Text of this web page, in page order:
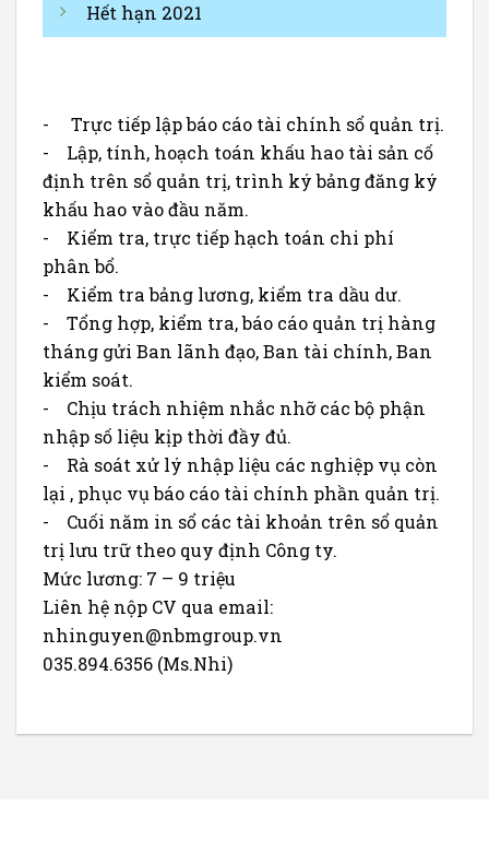
Hết hạn 2021
- Trực tiếp lập báo cáo tài chính sổ quản trị.
- Lập, tính, hoạch toán khấu hao tài sản cố
định trên sổ quản trị, trình ký bảng đăng ký
khấu hao vào đầu năm.
- Kiểm tra, trực tiếp hạch toán chi phí
phân bổ.
- Kiểm tra bảng lương, kiểm tra dầu dư.
- Tổng hợp, kiểm tra, báo cáo quản trị hàng
tháng gửi Ban lãnh đạo, Ban tài chính, Ban
kiểm soát.
- Chịu trách nhiệm nhắc nhỡ các bộ phận
nhập số liệu kịp thời đầy đủ.
- Rà soát xử lý nhập liệu các nghiệp vụ còn
lại , phục vụ báo cáo tài chính phần quản trị.
- Cuối năm in sổ các tài khoản trên sổ quản
trị lưu trữ theo quy định Công ty.
Mức lương: 7 – 9 triệu
Liên hệ nộp CV qua email:
nhinguyen@nbmgroup.vn
035.894.6356 (Ms.Nhi)